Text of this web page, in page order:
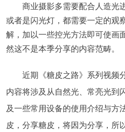
商业摄影多需要配合人造光
或者是闪光灯，都需要一定的观
解，加以一些控光方法即可使画
然这不是本季分享的内容范畴。
近期《糖皮之路》系列视频
内容将涉及从自然光、常亮光到
及一些常用设备的使用介绍与方
皮，分享糖皮，将因为分享，所